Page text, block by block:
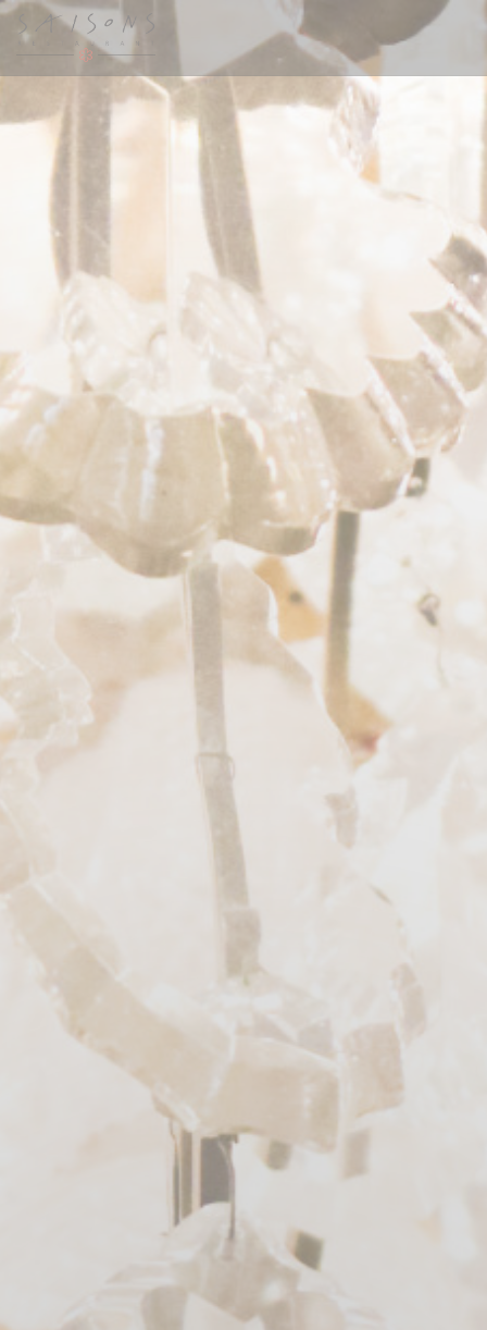
Personnalisation de vos choix en matière de cookies